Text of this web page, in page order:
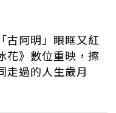
古阿明」眼眶又紅
花》數位重映，擦
走過的人生歲月